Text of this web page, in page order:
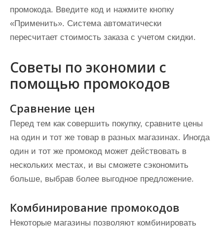
промокода. Введите код и нажмите кнопку
«Применить». Система автоматически
пересчитает стоимость заказа с учетом скидки.
Советы по экономии с
помощью промокодов
Сравнение цен
Перед тем как совершить покупку, сравните цены
на один и тот же товар в разных магазинах. Иногда
один и тот же промокод может действовать в
нескольких местах, и вы сможете сэкономить
больше, выбрав более выгодное предложение.
Комбинирование промокодов
Некоторые магазины позволяют комбинировать